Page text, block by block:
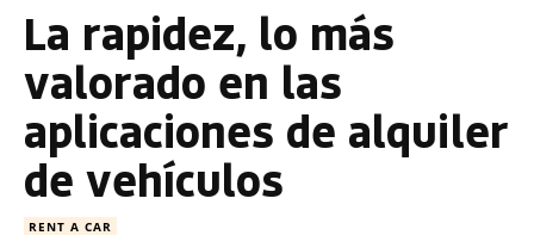
La rapidez, lo más
valorado en las
aplicaciones de alquiler
de vehículos
RENT A CAR